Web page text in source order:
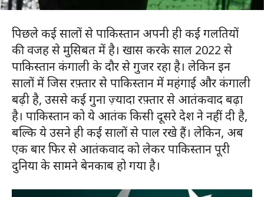
पिछले कई सालों से पाकिस्तान अपनी ही कई गलतियों
की वजह से मुसिबत में है। खास करके साल 2022 से
पाकिस्तान कंगाली के दौर से गुजर रहा है। लेकिन इन
सालों में जिस रफ़्तार से पाकिस्तान में महंगाई और कंगाली
बढ़ी है, उससे कई गुना ज़्यादा रफ़्तार से आतंकवाद बढ़ा
है। पाकिस्तान को ये आतंक किसी दूसरे देश ने नहीं दी है,
बल्कि ये उसने ही कई सालों से पाल रखे हैं। लेकिन, अब
एक बार फिर से आतंकवाद को लेकर पाकिस्तान पूरी
दुनिया के सामने बेनकाब हो गया है।